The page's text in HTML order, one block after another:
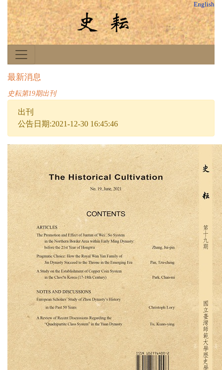
English
最新消息
史耘第19期出刊
出刊
公告日期:2021-12-30 16:45:46